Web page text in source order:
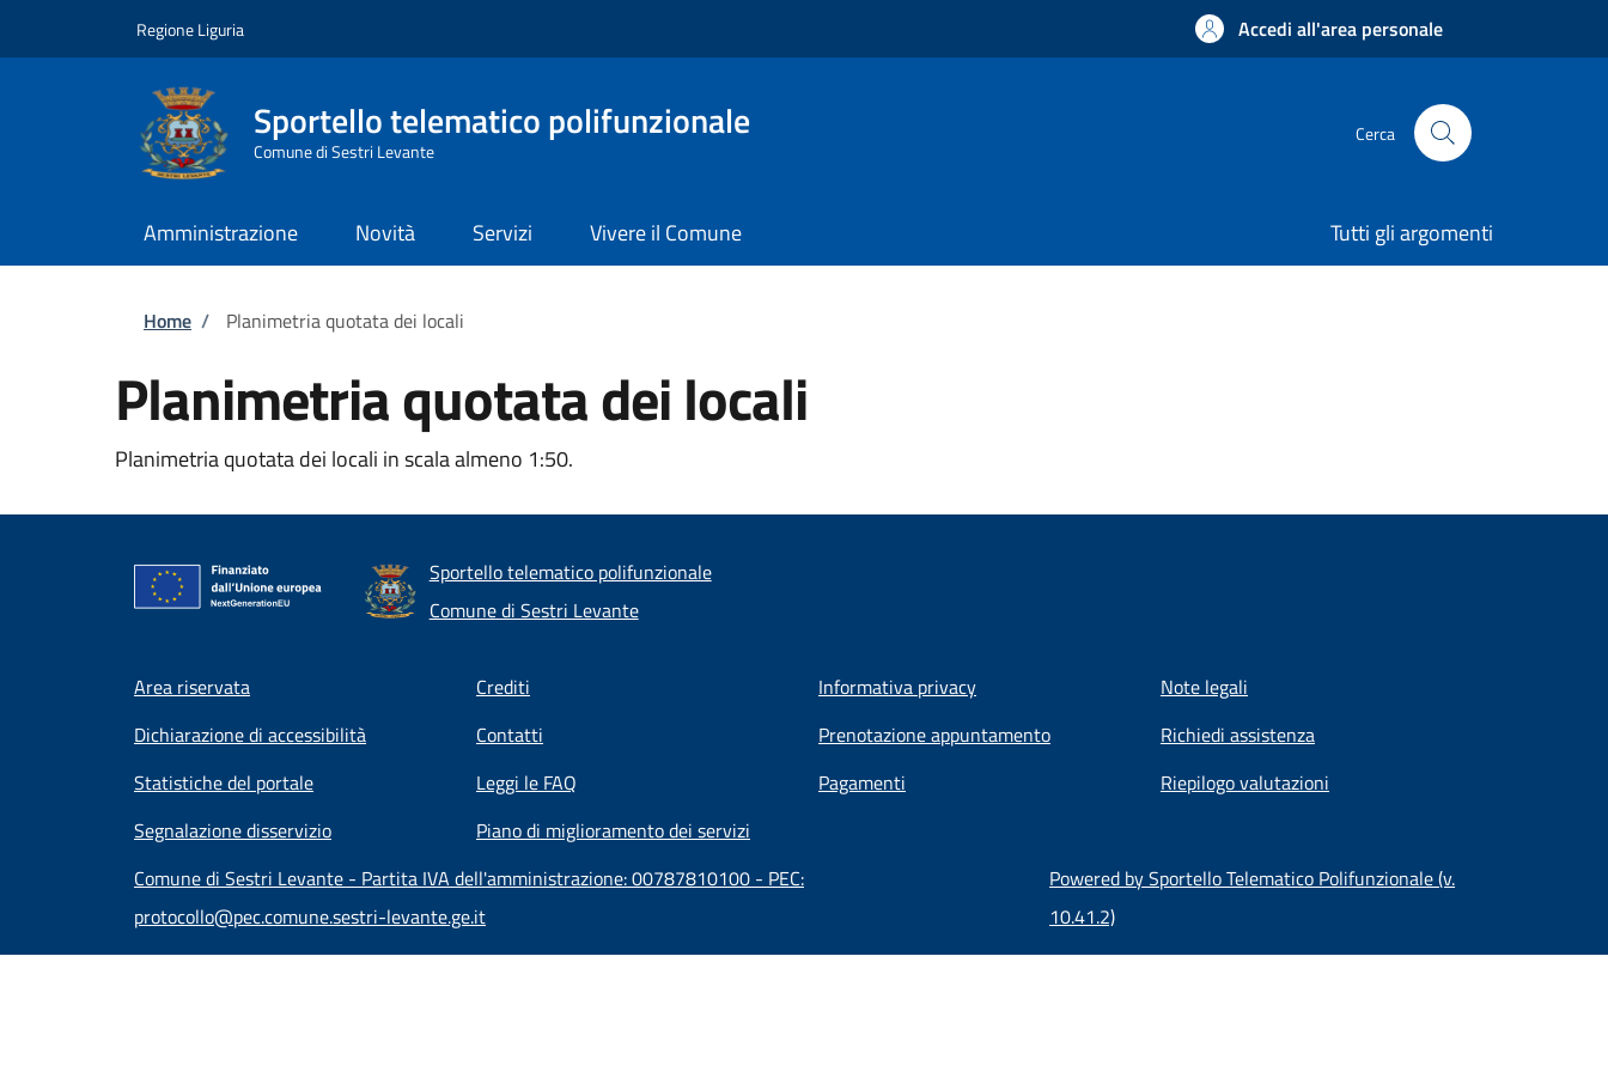
Regione Liguria Accedi all'area personale
Sportello telematico polifunzionale
Comune di Sestri Levante
Cerca
Amministrazione Novità Servizi Vivere il Comune Tutti gli argomenti
Briciole di pane
Home / Planimetria quotata dei locali
Planimetria quotata dei locali
Planimetria quotata dei locali in scala almeno 1:50.
Sportello telematico polifunzionale
Comune di Sestri Levante
Footer menu
Area riservata Crediti Informativa privacy
Note legali
Dichiarazione di accessibilità
Contatti Prenotazione appuntamento
Richiedi assistenza
Statistiche del portale
Leggi le FAQ Pagamenti
Riepilogo valutazioni
Segnalazione disservizio
Piano di miglioramento dei servizi
Comune di Sestri Levante - Partita IVA dell'amministrazione: 00787810100 - PEC:
protocollo@pec.comune.sestri-levante.ge.it
Powered by Sportello Telematico Polifunzionale (v.
10.41.2)